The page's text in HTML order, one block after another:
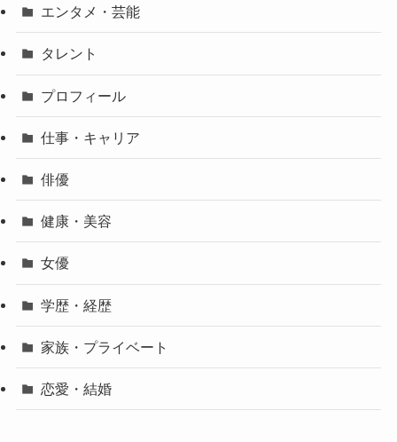
エンタメ・芸能
タレント
プロフィール
仕事・キャリア
俳優
健康・美容
女優
学歴・経歴
家族・プライベート
恋愛・結婚